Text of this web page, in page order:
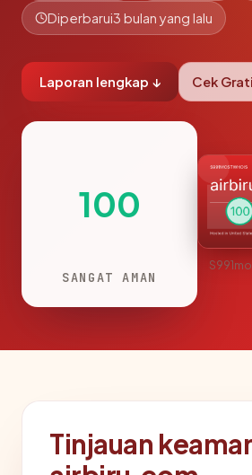
Diperbarui3 bulan yang lalu
Laporan lengkap ↓ Cek
100
SANGAT AMAN
Tinjauan